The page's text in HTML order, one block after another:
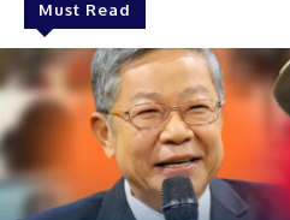
Must Read